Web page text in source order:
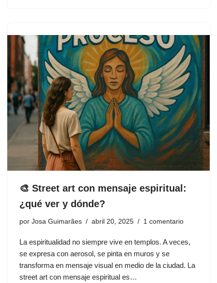
🎨 Street art con mensaje espiritual:
¿qué ver y dónde?
por Josa Guimarães abril 20, 2025 1 comentario
La espiritualidad no siempre vive en templos. A veces,
se expresa con aerosol, se pinta en muros y se
transforma en mensaje visual en medio de la ciudad. La
street art con mensaje espiritual es…